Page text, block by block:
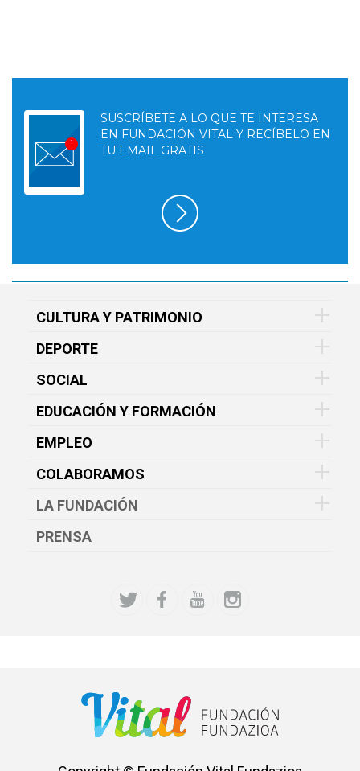
SUSCRÍBETE A LO QUE TE INTERESA
EN FUNDACIÓN VITAL Y RECÍBELO EN
TU EMAIL GRATIS
CULTURA Y PATRIMONIO
DEPORTE
SOCIAL
EDUCACIÓN Y FORMACIÓN
EMPLEO
COLABORAMOS
LA FUNDACIÓN
PRENSA